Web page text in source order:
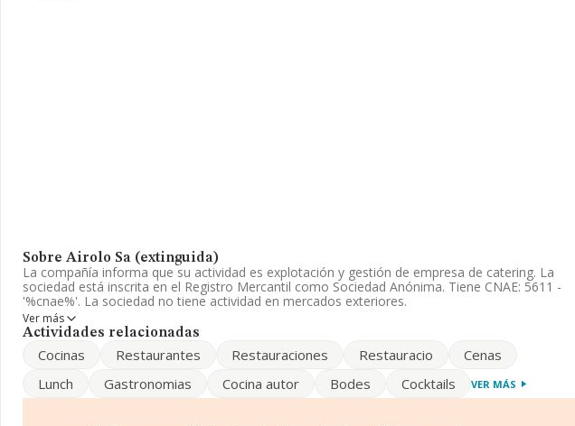
Sobre Airolo Sa (extinguida)
La compañía informa que su actividad es explotación y gestión de empresa de catering. La
sociedad está inscrita en el Registro Mercantil como Sociedad Anónima. Tiene CNAE: 5611 -
'%cnae%'. La sociedad no tiene actividad en mercados exteriores.
Teniendo en cuenta la información disponible en INFORMA, ha dispuesto de un número de
La compañíaAirolo S.A (extinguida), CIF A58001082, está situada en Calle Raset núm. 22 P.
Ver más
Actividades relacionadas
Cocinas Restaurantes Restauraciones Restauracio
Cenas
Lunch
Gastronomias Cocina autor Bodes Cocktails VER MÁS